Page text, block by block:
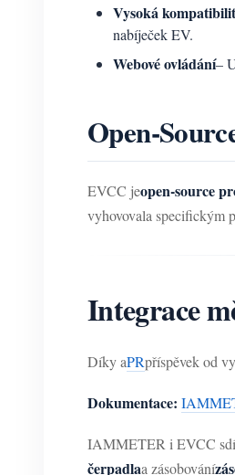
Vysoká
nabíječek EV.
Webové ovládání–
Open-
EVCC jeopen-source
vyhovovala specifickým
Integrace
Díky aPRpříspěvek od
Dokumentace:
IAMMETER i EVCC
čerpadlaa zásobování